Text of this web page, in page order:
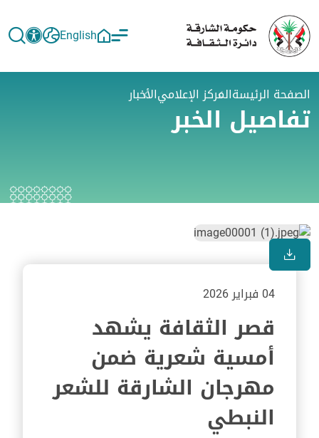
English
الصفحة الرئيسةالمركز الإعلاميالأخبار
تفاصيل الخبر
04 فبراير 2026
قصر الثقافة يشهد
أمسية شعرية ضمن
مهرجان الشارقة للشعر
النبطي